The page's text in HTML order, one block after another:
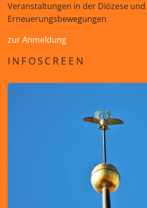
Veranstaltungen in der Diözese
Erneuerungsbewegungen
zur Anmeldung
INFOSCREEN